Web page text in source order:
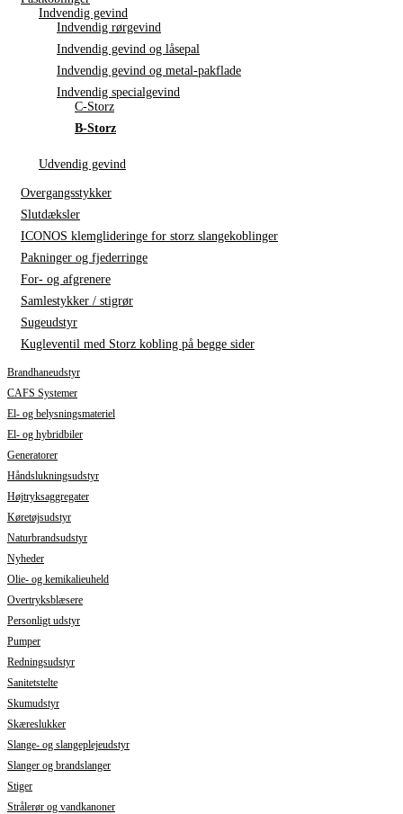
Indvendig gevind
Indvendig rørgevind
Indvendig gevind og låsepal
Indvendig gevind og metal-pakflade
Indvendig specialgevind
C-Storz
B-Storz
Udvendig gevind
Overgangsstykker
Slutdæksler
ICONOS klemglideringe for storz slangekoblinger
Pakninger og fjederringe
For- og afgrenere
Samlestykker / stigrør
Sugeudstyr
Kugleventil med Storz kobling på begge sider
Brandhaneudstyr
CAFS Systemer
El- og belysningsmateriel
El- og hybridbiler
Generatorer
Håndslukningsudstyr
Højtryksaggregater
Køretøjsudstyr
Naturbrandsudstyr
Nyheder
Olie- og kemikalieuheld
Overtryksblæsere
Personligt udstyr
Pumper
Redningsudstyr
Sanitetstelte
Skumudstyr
Skæreslukker
Slange- og slangeplejeudstyr
Slanger og brandslanger
Stiger
Strålerør og vandkanoner